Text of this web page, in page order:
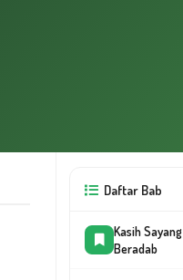
Daftar Bab
Kasih
Beradab